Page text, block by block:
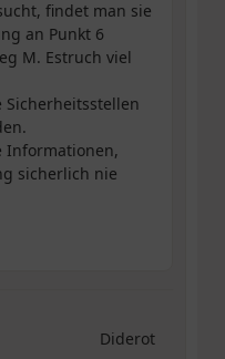
findet man sie
an Punkt 6
M. Estruch viel
Sicherheitsstellen
Informationen,
sicherlich nie
Diderot